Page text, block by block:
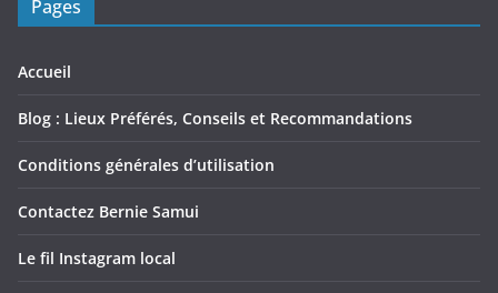
Pages
Accueil
Blog : Lieux Préférés, Conseils et Recommandations
Conditions générales d’utilisation
Contactez Bernie Samui
Le fil Instagram local